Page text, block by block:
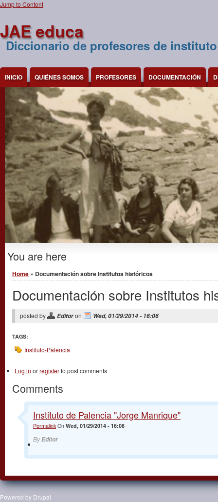
Jump to Content
JAE educa
Diccionario de profesores de
INICIO QUIÉNES SOMOS PROFESORES DOCUMENTACIÓN
You are here
Home » Documentación sobre Institutos históricos
Documentación sobre Institutos
posted by Editoron Wed, 01/29/2014 - 16:06
TAGS:
Instituto-Palencia
Log in orregisterto post comments
Comments
Instituto de Palencia "Jorge Manrique"
PermalinkOn Wed, 01/29/2014 - 16:08
ByEditor
Powered by Drupal